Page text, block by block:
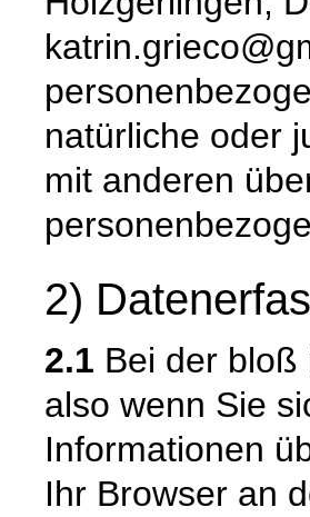
natürliche oder
mit anderen
2)
2.1 Bei der bloß
also wenn Sie
Informationen
Ihr Browser an